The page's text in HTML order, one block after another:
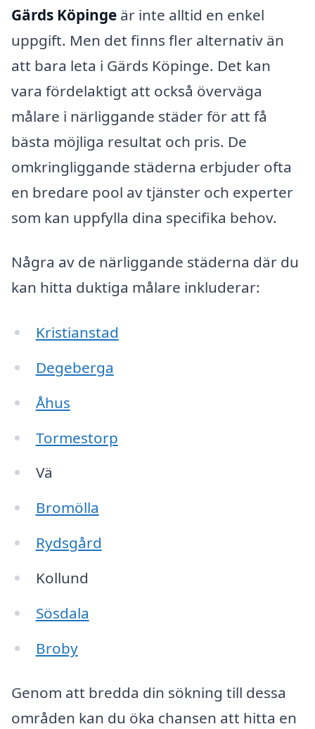
Gärds Köpinge är inte alltid en enkel
uppgift. Men det finns fler alternativ än
att bara leta i Gärds Köpinge. Det kan
vara fördelaktigt att också överväga
målare i närliggande städer för att få
bästa möjliga resultat och pris. De
omkringliggande städerna erbjuder ofta
en bredare pool av tjänster och experter
som kan uppfylla dina specifika behov.
Några av de närliggande städerna där du
kan hitta duktiga målare inkluderar:
Kristianstad
Degeberga
Åhus
Tormestorp
Vä
Bromölla
Rydsgård
Kollund
Sösdala
Broby
Genom att bredda din sökning till dessa
områden kan du öka chansen att hitta en